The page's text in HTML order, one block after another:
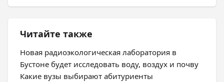
Читайте также
Новая радиоэкологическая лаборатория в
Бустоне будет исследовать воду, воздух и почву
Какие вузы выбирают абитуриенты